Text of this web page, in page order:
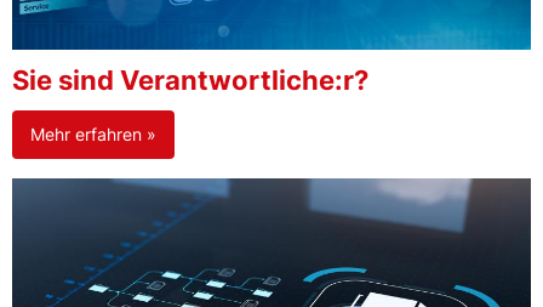
Sie sind Verantwortliche:r?
Mehr erfahren »